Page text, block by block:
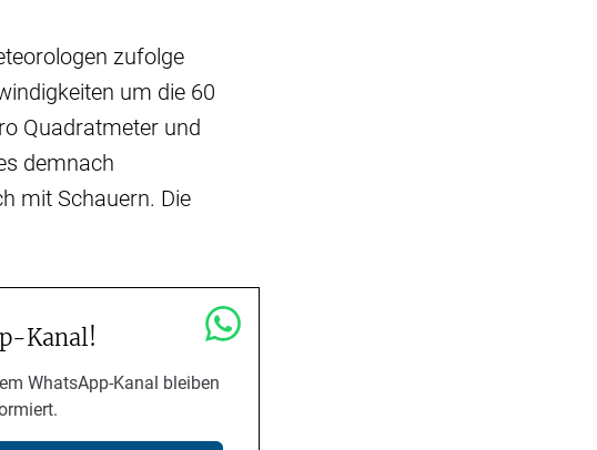
zufolge
um die 60
Quadratmeter und
demnach
mit Schauern. Die
Kanal!
WhatsApp-Kanal bleiben